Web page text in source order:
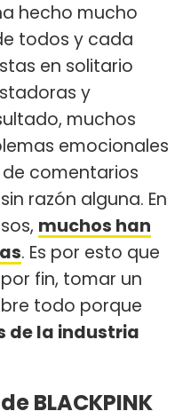
hecho mucho
todos y cada
en solitario
y
muchos
emocionales
comentarios
razón alguna. En
muchos han
. Es por esto que
fin, tomar un
todo porque
de la industria
BLACKPINK